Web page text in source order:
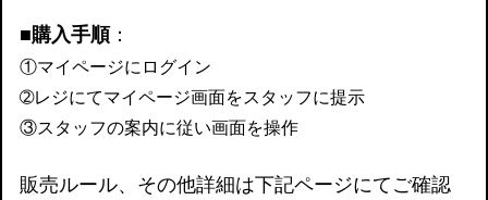
■購入手順：
①マイページにログイン
➁レジにてマイページ画面をスタッフに提示
③スタッフの案内に従い画面を操作
販売ルール、その他詳細は下記ページにてご確認